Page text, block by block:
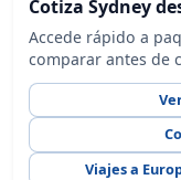
Cotiza Sydney
Accede rápido a
comparar antes de
Viajes a